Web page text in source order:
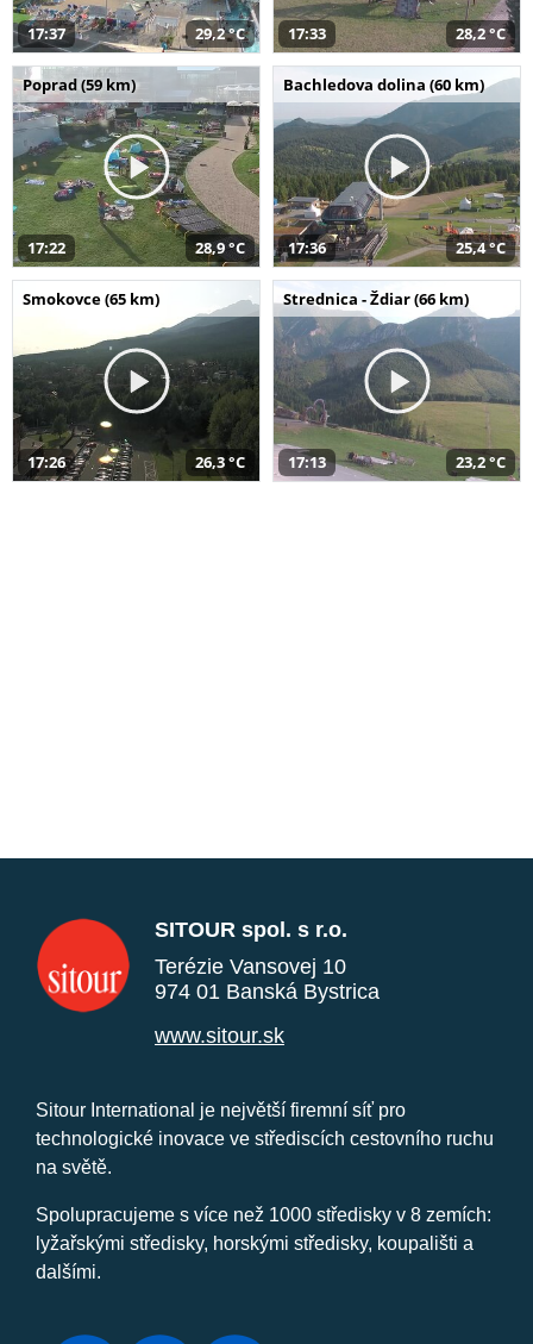
17:37 29,2 °C 17:33 28,2 °C
Poprad (59 km)
17:22 28,9 °C
Bachledova dolina (60 km)
17:36 25,4 °C
Smokovce (65 km)
17:26 26,3 °C
Strednica - Ždiar (66 km)
17:13 23,2 °C
SITOUR spol. s r.o.
Terézie Vansovej 10
974 01 Banská Bystrica
www.sitour.sk
Sitour International je největší firemní síť pro
technologické inovace ve střediscích cestovního ruchu
na světě.
Spolupracujeme s více než 1000 středisky v 8 zemích:
lyžařskými středisky, horskými středisky, koupališti a
dalšími.